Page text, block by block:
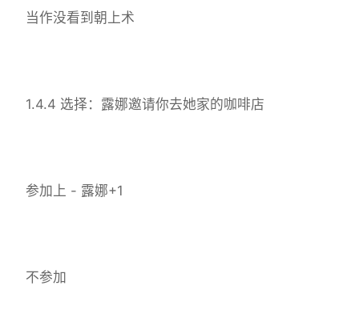
当作没看到朝上术
1.4.4 选择：露娜邀请你去她家的咖啡店
参加上 - 露娜+1
不参加